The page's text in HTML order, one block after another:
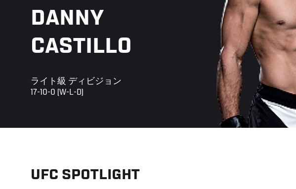
DANNY
CASTILLO
ライト級 ディビジョン
17-10-0 (W-L-D)
UFC SPOTLIGHT